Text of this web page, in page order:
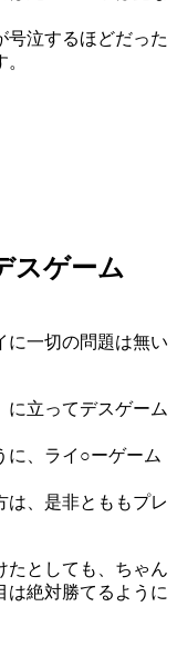
号泣するほどだった
スゲーム
に一切の問題は無い
に立ってデスゲーム
に、ライ○ーゲーム
は、是非とももプレ
たとしても、ちゃん
は絶対勝てるように